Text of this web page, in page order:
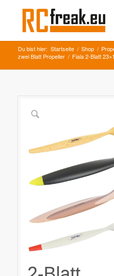
Du bist hier: Startseite / Shop /
zwei Blatt Propeller / Fiala 2-Blatt